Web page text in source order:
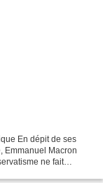
En dépit de ses
Emmanuel Macron
ne fait